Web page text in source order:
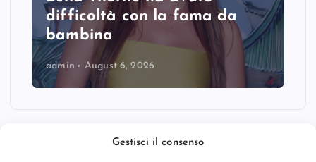
Gestisci il consenso
difficoltà con la fama da
bambina
admin August 6, 2026